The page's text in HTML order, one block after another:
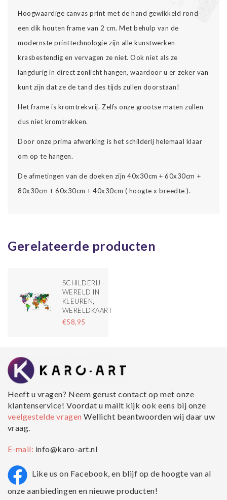
Hoogwaardige canvas print met de hand gewikkeld rond
een dik houten frame van 2 cm. Met behulp van de
modernste printtechnologie zijn alle kunstwerken
krasbestendig en vervagen ze niet. Ook niet als ze
langdurig in direct zonlicht hangen, waardoor u er zeker van
kunt zijn dat ze de tand des tijds zullen doorstaan!
Het frame is kromtrekvrij. Zelfs onze grootse maten zullen
dus niet kromtrekken.
Door onze prima afwerking is het schilderij helemaal klaar
om op te hangen.
De afmetingen van de doeken zijn 40x30cm + 60x30cm +
80x30cm + 60x30cm + 40x30cm ( hoogte x breedte ).
Gerelateerde producten
SCHILDERIJ -
WERELD IN
KLEUREN,
WERELDKAART
€58,95
Heeft u vragen? Neem gerust contact op met onze
klantenservice! Voordat u mailt kijk ook eens bij onze
veelgestelde vragenWellicht beantwoorden wij daar uw
vraag.
E-mail: info@karo-art.nl
Like us on Facebook, en blijf op de hoogte van al
onze aanbiedingen en nieuwe producten!